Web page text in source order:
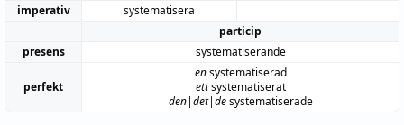
imperativ
systematisera
particip
presens
systematiserande
perfekt
ensystematiserad
ettsystematiserat
den|det|desystematiserade